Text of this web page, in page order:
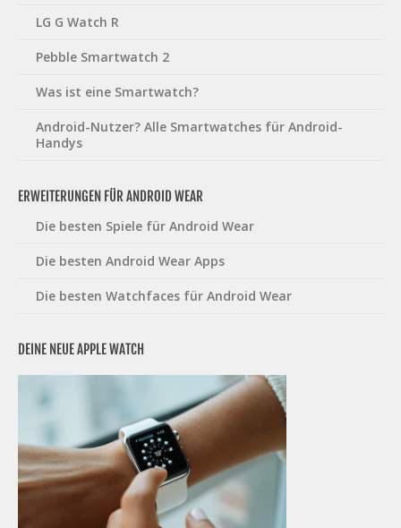
LG G Watch R
Pebble Smartwatch 2
Was ist eine Smartwatch?
Android-Nutzer? Alle Smartwatches für Android-
Handys
ERWEITERUNGEN FÜR ANDROID WEAR
Die besten Spiele für Android Wear
Die besten Android Wear Apps
Die besten Watchfaces für Android Wear
DEINE NEUE APPLE WATCH